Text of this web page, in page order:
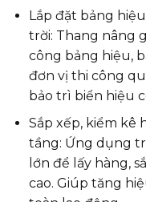
Lắp đặt bảng
trời: Thang nâng
công bảng hiệu,
đơn vị thi công
bảo trì biển hiệu
Sắp xếp, kiểm kê
tầng: Ứng dụng
lớn để lấy hàng,
cao. Giúp tăng